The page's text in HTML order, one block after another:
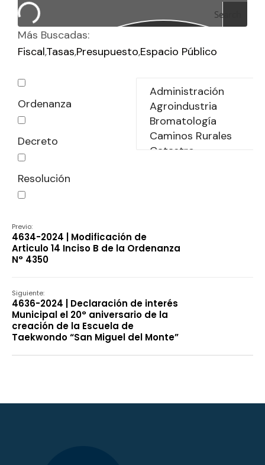
Search
Más Buscadas:
FiscalTasas Presupuesto Espacio Público
Ordenanza
Decreto
Resolución
Previo:
4634-2024 | Modificación de
Articulo 14 Inciso B de la Ordenanza
N° 4350
Siguiente:
4636-2024 | Declaración de interés
Municipal el 20° aniversario de la
creación de la Escuela de
Taekwondo “San Miguel del Monte”